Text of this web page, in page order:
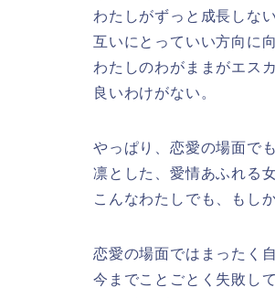
わたしがずっと成長しな
互いにとっていい方向に
わたしのわがままがエス
良いわけがない。
やっぱり、恋愛の場面で
凛とした、愛情あふれる
こんなわたしでも、もし
恋愛の場面ではまったく
今までことごとく失敗し